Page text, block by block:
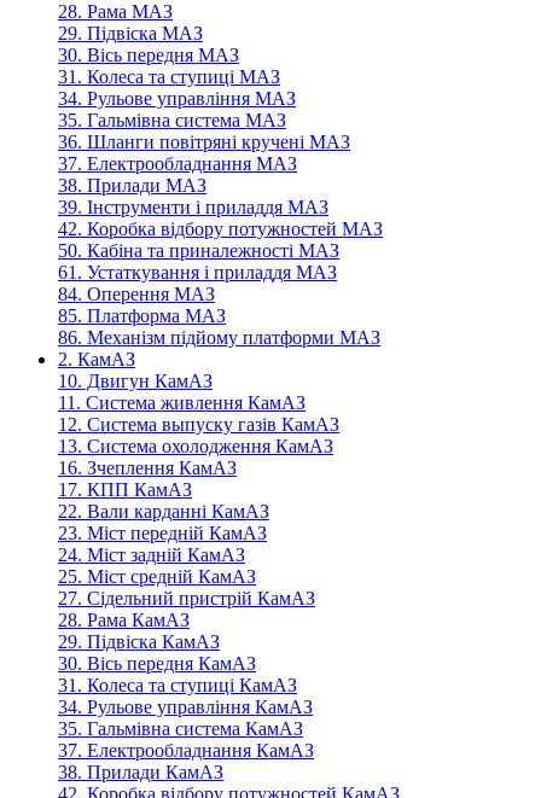
28. Рама МАЗ
29. Підвіска МАЗ
30. Вісь передня МАЗ
31. Колеса та ступиці МАЗ
34. Рульове управління МАЗ
35. Гальмівна система МАЗ
36. Шланги повітряні кручені МАЗ
37. Електрообладнання МАЗ
38. Прилади МАЗ
39. Інструменти і приладдя МАЗ
42. Коробка відбору потужностей МАЗ
50. Кабіна та приналежності МАЗ
61. Устаткування і приладдя МАЗ
84. Оперення МАЗ
85. Платформа МАЗ
86. Механізм підйому платформи МАЗ
2. КамАЗ
10. Двигун КамАЗ
11. Система живлення КамАЗ
12. Система выпуску газів КамАЗ
13. Система охолодження КамАЗ
16. Зчеплення КамАЗ
17. КПП КамАЗ
22. Вали карданні КамАЗ
23. Міст передній КамАЗ
24. Міст задній КамАЗ
25. Міст средній КамАЗ
27. Сідельний пристрій КамАЗ
28. Рама КамАЗ
29. Підвіска КамАЗ
30. Вісь передня КамАЗ
31. Колеса та ступиці КамАЗ
34. Рульове управління КамАЗ
35. Гальмівна система КамАЗ
37. Електрообладнання КамАЗ
38. Прилади КамАЗ
42. Коробка відбору потужностей КамАЗ